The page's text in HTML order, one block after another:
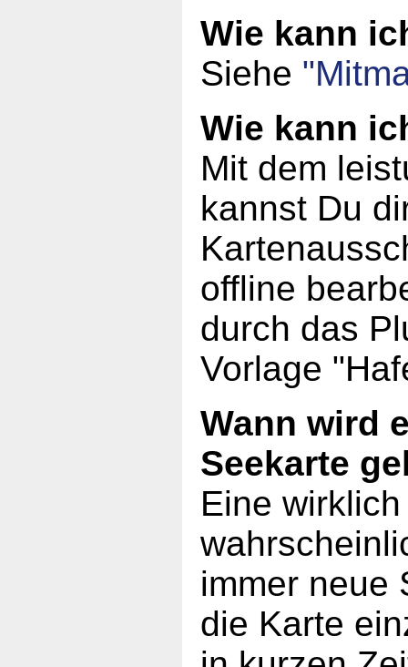
Wie kann
Siehe
Wie kann
Mit dem
kannst Du
offline
durch das
Vorlage
Wann wird
Seekarte
Eine
immer neue
die Karte